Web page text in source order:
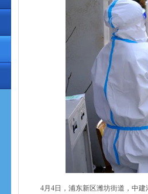
4月4日，浦东新区潍坊街道，中建